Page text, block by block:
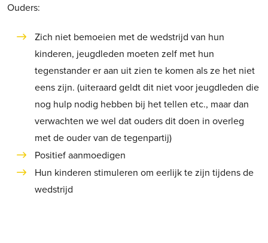
Ouders:
Zich niet bemoeien met de wedstrijd van hun
kinderen, jeugdleden moeten zelf met hun
tegenstander er aan uit zien te komen als ze het niet
eens zijn. (uiteraard geldt dit niet voor jeugdleden die
nog hulp nodig hebben bij het tellen etc., maar dan
verwachten we wel dat ouders dit doen in overleg
met de ouder van de tegenpartij)
Positief aanmoedigen
Hun kinderen stimuleren om eerlijk te zijn tijdens de
wedstrijd